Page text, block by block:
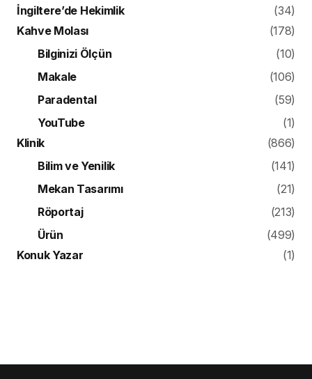
İngiltere’de Hekimlik
(34)
Kahve Molası
(178)
Bilginizi Ölçün
(10)
Makale
(106)
Paradental
(59)
YouTube
(1)
Klinik
(866)
Bilim ve Yenilik
(141)
Mekan Tasarımı
(21)
Röportaj
(213)
Ürün
(499)
Konuk Yazar
(1)